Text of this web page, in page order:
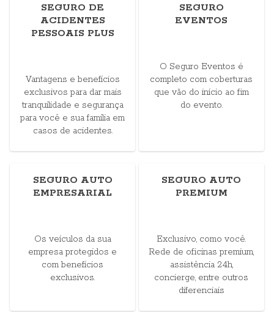
SEGURO DE
ACIDENTES
PESSOAIS PLUS
Vantagens e benefícios
exclusivos para dar mais
tranquilidade e segurança
para você e sua família em
casos de acidentes.
SEGURO
EVENTOS
O Seguro Eventos é
completo com coberturas
que vão do início ao fim
do evento.
SEGURO AUTO
EMPRESARIAL
Os veículos da sua
empresa protegidos e
com benefícios
exclusivos.
SEGURO AUTO
PREMIUM
Exclusivo, como você.
Rede de oficinas premium,
assistência 24h,
concierge, entre outros
diferenciais